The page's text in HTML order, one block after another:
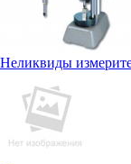
Неликвиды